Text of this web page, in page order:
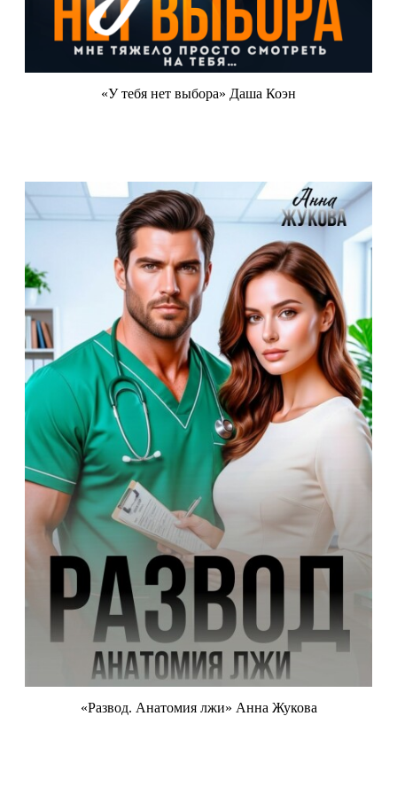
«У тебя нет выбора» Даша Коэн
«Развод. Анатомия лжи» Анна Жукова